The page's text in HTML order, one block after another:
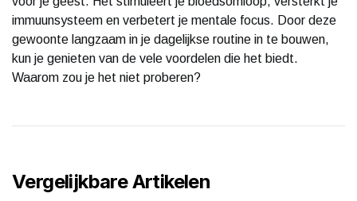
immuunsysteem en verbetert je mentale focus. Door deze
gewoonte langzaam in je dagelijkse routine in te bouwen,
kun je genieten van de vele voordelen die het biedt.
Waarom zou je het niet proberen?
Vergelijkbare Artikelen